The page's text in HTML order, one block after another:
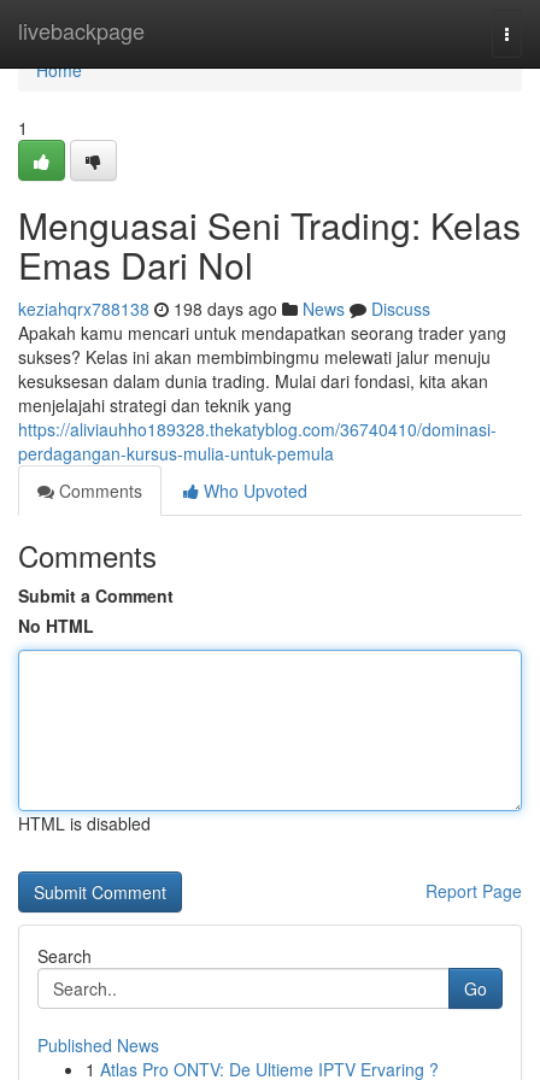
livebackpage
Home
Home
1
Menguasai Seni Trading: Kelas
Emas Dari Nol
keziahqrx788138 198 days ago News
Discuss
Apakah kamu mencari untuk mendapatkan seorang trader yang
sukses? Kelas ini akan membimbingmu melewati jalur menuju
kesuksesan dalam dunia trading. Mulai dari fondasi, kita akan
menjelajahi strategi dan teknik yang
https://aliviauhho189328.thekatyblog.com/36740410/dominasi-
perdagangan-kursus-mulia-untuk-pemula
Comments
Who Upvoted
Comments
Submit a Comment
No HTML
HTML is disabled
Report Page
Search
Go
Published News
1 Atlas Pro ONTV: De Ultieme IPTV Ervaring ?